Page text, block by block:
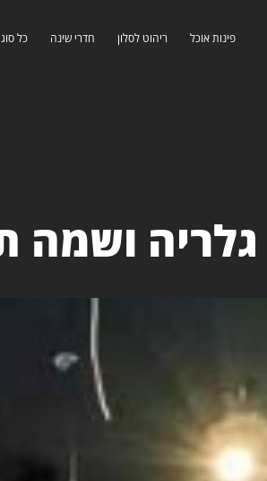
פינות אוכל ריהוט לסלון חדרי שינה כל
גלריה ושמה